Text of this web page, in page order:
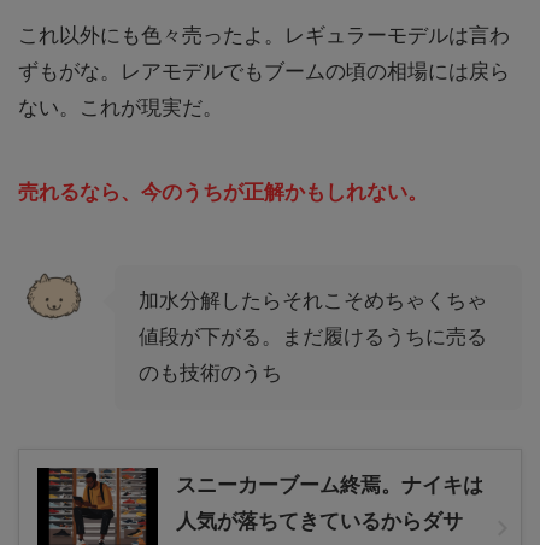
これ以外にも色々売ったよ。レギュラーモデルは言わ
ずもがな。レアモデルでもブームの頃の相場には戻ら
ない。これが現実だ。
売れるなら、今のうちが正解かもしれない。
加水分解したらそれこそめちゃくちゃ
値段が下がる。まだ履けるうちに売る
のも技術のうち
スニーカーブーム終焉。ナイキは
人気が落ちてきているからダサ